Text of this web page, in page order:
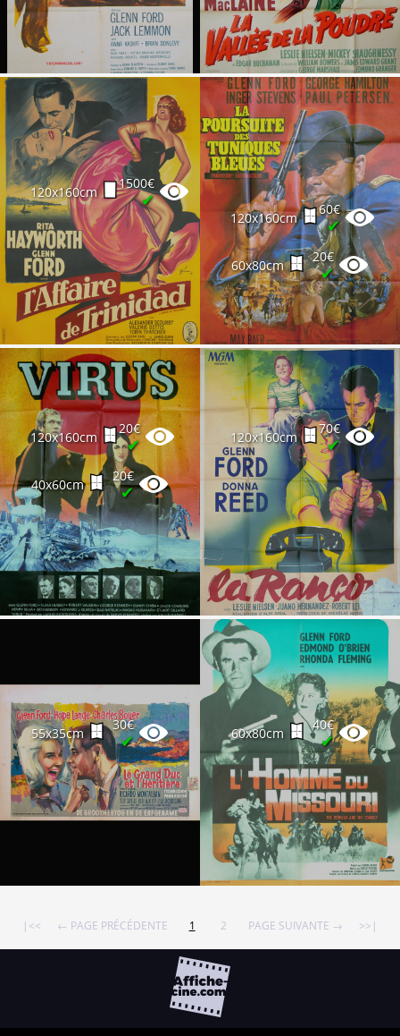
120x160cm
1500€
✔
120x160cm
60€
✔
60x80cm
20€
✔
120x160cm
20€
✔
40x60cm
20€
✔
120x160cm
70€
✔
55x35cm
30€
✔ 60x80cm
40€
✔
|<< ← PAGE PRÉCÉDENTE 1 2 PAGE SUIVANTE → >>|